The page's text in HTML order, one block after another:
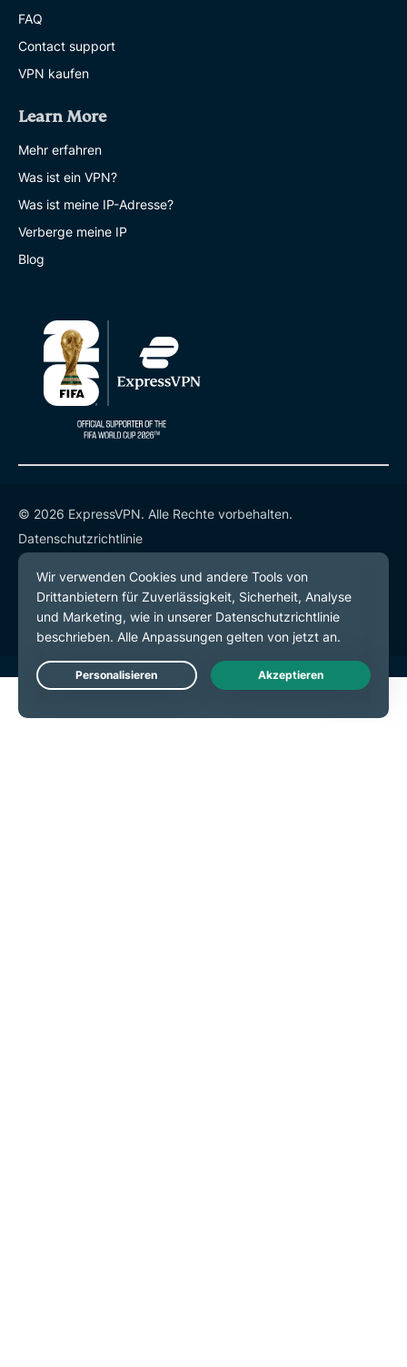
FAQ
Contact support
VPN kaufen
Learn More
Mehr erfahren
Was ist ein VPN?
Was ist meine IP-Adresse?
Verberge meine IP
Blog
© 2026 ExpressVPN. Alle Rechte vorbehalten.
Datenschutzrichtlinie
Servicebedingungen
Cookie-Einstellungen
Live Chat